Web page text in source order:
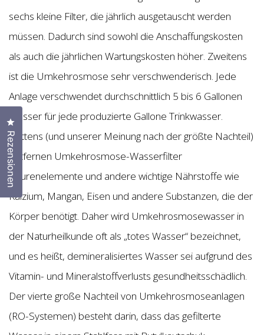
sechs kleine Filter, die jährlich ausgetauscht werden
müssen. Dadurch sind sowohl die Anschaffungskosten
als auch die jährlichen Wartungskosten höher. Zweitens
ist die Umkehrosmose sehr verschwenderisch. Jede
Anlage verschwendet durchschnittlich 5 bis 6 Gallonen
Wasser für jede produzierte Gallone Trinkwasser.
Drittens (und unserer Meinung nach der größte Nachteil)
entfernen Umkehrosmose-Wasserfilter
Spurenelemente und andere wichtige Nährstoffe wie
Kalzium, Mangan, Eisen und andere Substanzen, die der
Körper benötigt. Daher wird Umkehrosmosewasser in
der Naturheilkunde oft als „totes Wasser“ bezeichnet,
und es heißt, demineralisiertes Wasser sei aufgrund des
Vitamin- und Mineralstoffverlusts gesundheitsschädlich.
Der vierte große Nachteil von Umkehrosmoseanlagen
(RO-Systemen) besteht darin, dass das gefilterte
Rezensionen
Klicken Sie, um den Bewertungsdialog zu öffnen